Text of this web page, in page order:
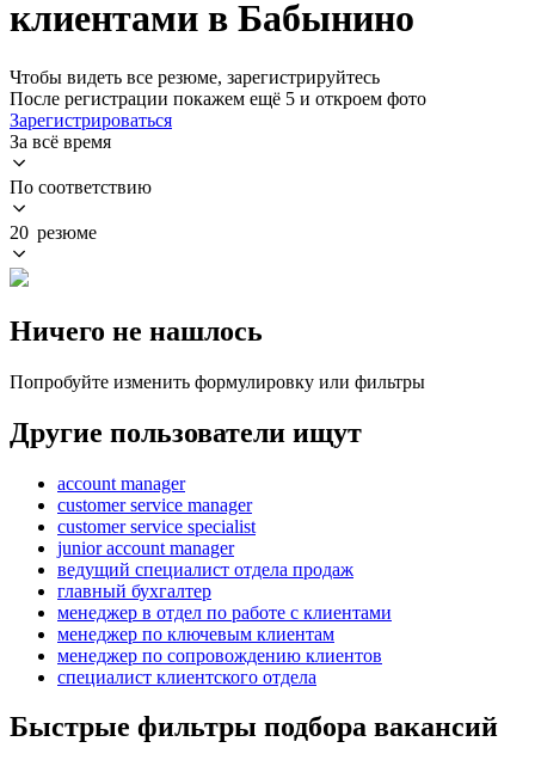
клиентами в Бабынино
Чтобы видеть все резюме, зарегистрируйтесь
После регистрации покажем ещё 5 и откроем фото
Зарегистрироваться
За всё время
По соответствию
20 резюме
Ничего не нашлось
Попробуйте изменить формулировку или фильтры
Другие пользователи ищут
account manager
customer service manager
customer service specialist
junior account manager
ведущий специалист отдела продаж
главный бухгалтер
менеджер в отдел по работе с клиентами
менеджер по ключевым клиентам
менеджер по сопровождению клиентов
специалист клиентского отдела
Быстрые фильтры подбора вакансий